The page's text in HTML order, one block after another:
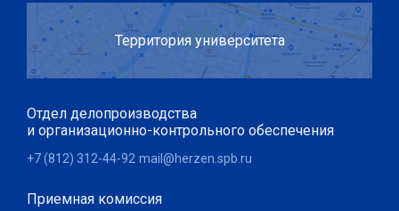
Территория университета
Отдел делопроизводства
и организационно-контрольного обеспечения
+7 (812) 312-44-92 mail@herzen.spb.ru
Приемная комиссия